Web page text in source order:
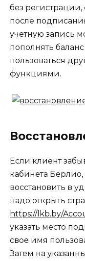
без регистрации,
после
учетную запись
пополнять
пользоваться
функциями.
Если клиент
кабинета Берлио,
восстановить в
надо открыть
https://lkb.by/
указать место
свое имя
Затем на